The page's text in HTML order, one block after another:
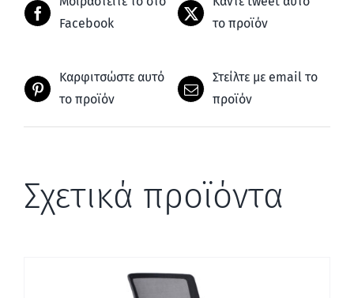
Facebook
το προϊόν
Καρφιτσώστε αυτό
το προϊόν
Στείλτε με email το
προϊόν
Σχετικά προϊόντα